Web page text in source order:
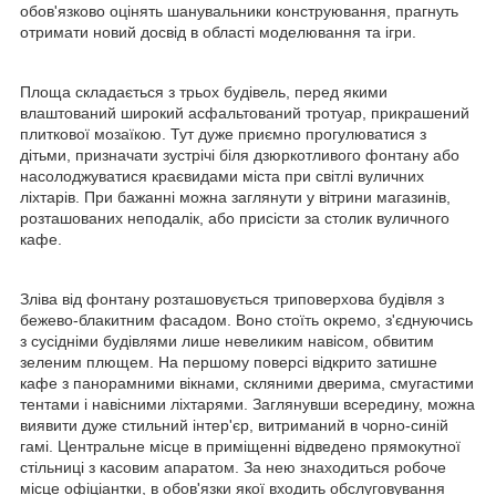
обов'язково оцінять шанувальники конструювання, прагнуть
отримати новий досвід в області моделювання та ігри.
Площа складається з трьох будівель, перед якими
влаштований широкий асфальтований тротуар, прикрашений
плиткової мозаїкою. Тут дуже приємно прогулюватися з
дітьми, призначати зустрічі біля дзюркотливого фонтану або
насолоджуватися краєвидами міста при світлі вуличних
ліхтарів. При бажанні можна заглянути у вітрини магазинів,
розташованих неподалік, або присісти за столик вуличного
кафе.
Зліва від фонтану розташовується триповерхова будівля з
бежево-блакитним фасадом. Воно стоїть окремо, з'єднуючись
з сусідніми будівлями лише невеликим навісом, обвитим
зеленим плющем. На першому поверсі відкрито затишне
кафе з панорамними вікнами, скляними дверима, смугастими
тентами і навісними ліхтарями. Заглянувши всередину, можна
виявити дуже стильний інтер'єр, витриманий в чорно-синій
гамі. Центральне місце в приміщенні відведено прямокутної
стільниці з касовим апаратом. За нею знаходиться робоче
місце офіціантки, в обов'язки якої входить обслуговування